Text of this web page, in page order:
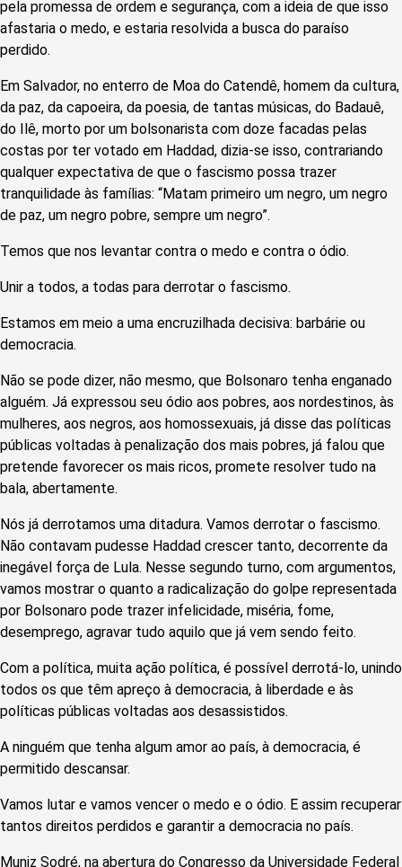
pela promessa de ordem e segurança, com a ideia de que isso
afastaria o medo, e estaria resolvida a busca do paraíso
perdido.
Em Salvador, no enterro de Moa do Catendê, homem da cultura,
da paz, da capoeira, da poesia, de tantas músicas, do Badauê,
do Ilê, morto por um bolsonarista com doze facadas pelas
costas por ter votado em Haddad, dizia-se isso, contrariando
qualquer expectativa de que o fascismo possa trazer
tranquilidade às famílias: “Matam primeiro um negro, um negro
de paz, um negro pobre, sempre um negro”.
Temos que nos levantar contra o medo e contra o ódio.
Unir a todos, a todas para derrotar o fascismo.
Estamos em meio a uma encruzilhada decisiva: barbárie ou
democracia.
Não se pode dizer, não mesmo, que Bolsonaro tenha enganado
alguém. Já expressou seu ódio aos pobres, aos nordestinos, às
mulheres, aos negros, aos homossexuais, já disse das políticas
públicas voltadas à penalização dos mais pobres, já falou que
pretende favorecer os mais ricos, promete resolver tudo na
bala, abertamente.
Nós já derrotamos uma ditadura. Vamos derrotar o fascismo.
Não contavam pudesse Haddad crescer tanto, decorrente da
inegável força de Lula. Nesse segundo turno, com argumentos,
vamos mostrar o quanto a radicalização do golpe representada
por Bolsonaro pode trazer infelicidade, miséria, fome,
desemprego, agravar tudo aquilo que já vem sendo feito.
Com a política, muita ação política, é possível derrotá-lo, unindo
todos os que têm apreço à democracia, à liberdade e às
políticas públicas voltadas aos desassistidos.
A ninguém que tenha algum amor ao país, à democracia, é
permitido descansar.
Vamos lutar e vamos vencer o medo e o ódio. E assim recuperar
tantos direitos perdidos e garantir a democracia no país.
Muniz Sodré, na abertura do Congresso da Universidade Federal